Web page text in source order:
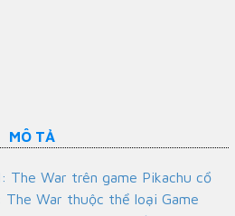
MÔ TẢ
The War trên game Pikachu cổ
The War thuộc thể loại Game